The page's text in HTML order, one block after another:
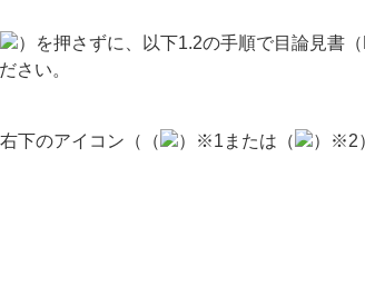
）を押さずに、以下1.2の手順で目論見書
さい。
下のアイコン（（
）※1または（
）※2